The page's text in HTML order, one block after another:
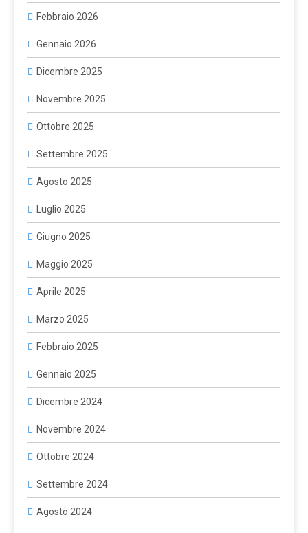
Febbraio 2026
Gennaio 2026
Dicembre 2025
Novembre 2025
Ottobre 2025
Settembre 2025
Agosto 2025
Luglio 2025
Giugno 2025
Maggio 2025
Aprile 2025
Marzo 2025
Febbraio 2025
Gennaio 2025
Dicembre 2024
Novembre 2024
Ottobre 2024
Settembre 2024
Agosto 2024